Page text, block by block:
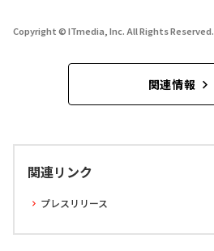
Copyright © ITmedia, Inc. All Rights Reserved.
関連情報
関連リンク
プレスリリース